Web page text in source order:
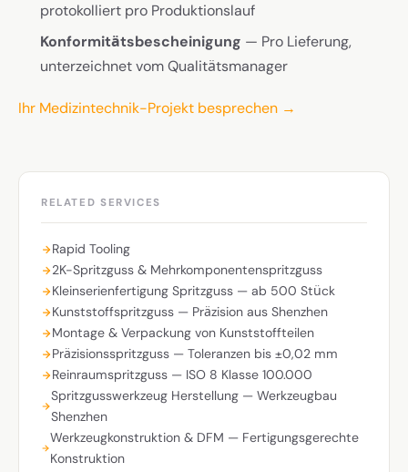
protokolliert pro Produktionslauf
Konformitätsbescheinigung — Pro Lieferung,
unterzeichnet vom Qualitätsmanager
Ihr Medizintechnik-Projekt besprechen →
RELATED SERVICES
Rapid Tooling
2K-Spritzguss & Mehrkomponentenspritzguss
Kleinserienfertigung Spritzguss — ab 500 Stück
Kunststoffspritzguss — Präzision aus Shenzhen
Montage & Verpackung von Kunststoffteilen
Präzisionsspritzguss — Toleranzen bis ±0,02 mm
Reinraumspritzguss — ISO 8 Klasse 100.000
Spritzgusswerkzeug Herstellung — Werkzeugbau
Shenzhen
Werkzeugkonstruktion & DFM — Fertigungsgerechte
Konstruktion